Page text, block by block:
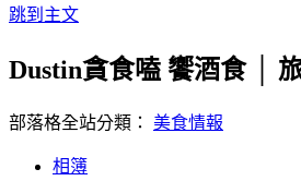
跳到主文
Dustin貪食嗑 饗酒食 │
部落格全站分類： 美食情報
相簿